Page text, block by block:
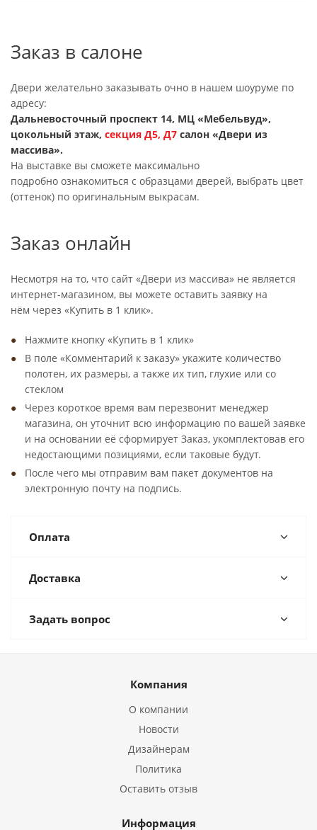
Заказ в салоне
Двери желательно заказывать очно в нашем шоуруме по
адресу:
Дальневосточный проспект 14, МЦ «Мебельвуд»,
цокольный этаж, секция Д5, Д7 салон «Двери из
массива».
На выставке вы сможете максимально
подробно ознакомиться с образцами дверей, выбрать цвет
(оттенок) по оригинальным выкрасам.
Заказ онлайн
Несмотря на то, что сайт «Двери из массива» не является
интернет-магазином, вы можете оставить заявку на
нём через «Купить в 1 клик».
Нажмите кнопку «Купить в 1 клик»
В поле «Комментарий к заказу» укажите количество
полотен, их размеры, а также их тип, глухие или со
стеклом
Через короткое время вам перезвонит менеджер
магазина, он уточнит всю информацию по вашей заявке
и на основании её сформирует Заказ, укомплектовав его
недостающими позициями, если таковые будут.
После чего мы отправим вам пакет документов на
электронную почту на подпись.
Оплата
Доставка
Задать вопрос
Компания
О компании
Новости
Дизайнерам
Политика
Оставить отзыв
Информация